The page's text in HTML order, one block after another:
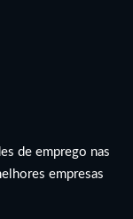
de emprego nas
empresas